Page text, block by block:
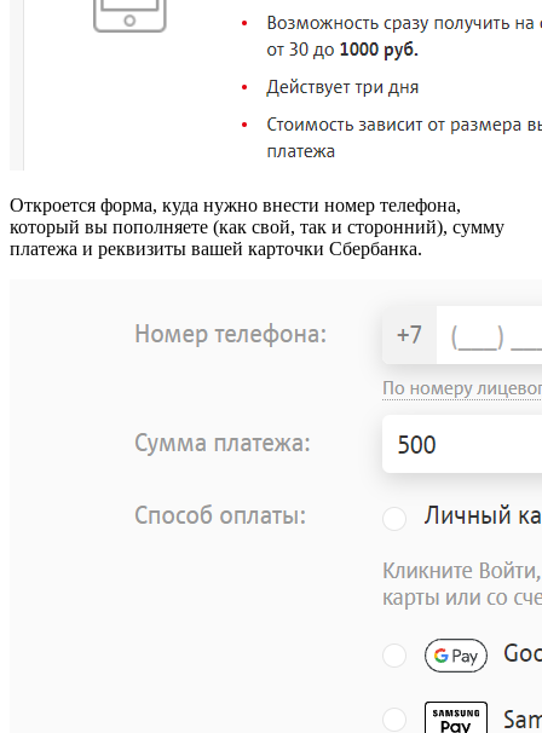
Откроется форма, куда нужно внести номер телефона,
который вы пополняете (как свой, так и сторонний), сумму
платежа и реквизиты вашей карточки Сбербанка.